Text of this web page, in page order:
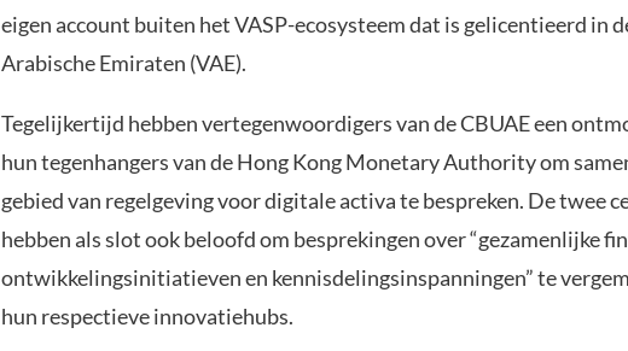
eigen account buiten het VASP-ecosysteem dat is gelicentieerd in
Arabische Emiraten (VAE).
Tegelijkertijd hebben vertegenwoordigers van de CBUAE een
hun tegenhangers van de Hong Kong Monetary Authority om
gebied van regelgeving voor digitale activa te bespreken. De twee
hebben als slot ook beloofd om besprekingen over “gezamenlijke
ontwikkelingsinitiatieven en kennisdelingsinspanningen” te
hun respectieve innovatiehubs.